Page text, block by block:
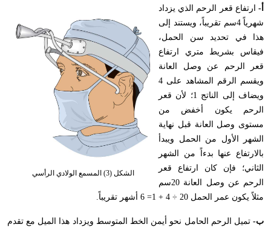
الشكل (3) المسمع الولادي الرأسي
أ- ارتفاع قعر الرحم الذي يزداد
شهرياً 4سم تقريباً، ويستند إلى
هذا في تحديد سن الحمل،
فيقاس بشريط متري ارتفاع
قعر الرحم عن وصل العانة
ويقسم الرقم المشاهد على 4
ويضاف إلى الناتج 1؛ لأن قعر
الرحم يكون أخفض من
مستوى وصل العانة قبل نهاية
الشهر الأول من الحمل ويبدأ
بالارتفاع عنها بدءاً من الشهر
الثاني؛ فإن كان ارتفاع قعر
الرحم عن وصل العانة 20سم
مثلاً يكون عمر الحمل 20 ÷ 4 + 1= 6 أشهر تقريباً.
ب- تميل الرحم الحامل نحو أيمن الخط المتوسط ويزداد هذا الميل مع تقدم